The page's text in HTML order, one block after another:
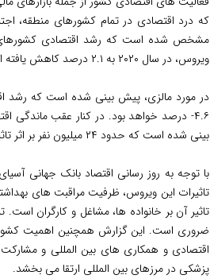
که درد اقتصادی در تمام کشورهای منطقه،
مشخص شده است که رشد اقتصادی کشورهای
ویروس، در سال ۲۰۲۰ به ۲.۱ درصد کاهش یافته است.
۴.۶- درصد خواهد بود. در کنار عقب ماندگی
بینی شده است که حدود ۲۴ میلیون نفر بر اثر تاثیرات بحران کرونا در سال ۲۰۲۰ از فقر فرار خواهند کرد.
با توجه به روز رسانی اقتصاد بانک جهانی
تاثیرات این ویروس، ظرفیت مراقبت های
تاثیر آن بر خانواده ها، مشاغل و کارگران
ضروری است. این گزارش همچنین اهمیت
اقتصادی و همکاری های بین المللی و
پزشکی در مرزهای بین المللی ارتقا می بخشد.